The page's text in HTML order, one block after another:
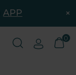
APP ×
0